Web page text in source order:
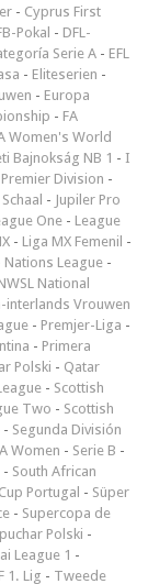
- Cyprus First
Pokal - DFL-
Serie A - EFL
- Eliteserien -
- Europa
- FA
Women's World
Bajnokság NB 1 - I
Division -
- Jupiler Pro
One - League
- Liga MX Femenil -
Nations League -
National
interlands Vrouwen
- Premjer-Liga -
- Primera
Polski - Qatar
- Scottish
Two - Scottish
- Segunda División
Women - Serie B -
- South African
Portugal - Süper
- Supercopa de
Polski -
League 1 -
1. Lig - Tweede